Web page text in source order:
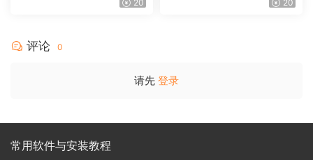
20 20
评论 0
请先 登录
常用软件与安装教程